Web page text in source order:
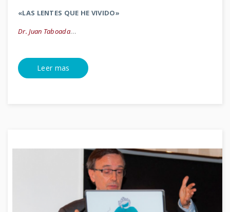
«LAS LENTES QUE HE VIVIDO»
Dr. Juan Taboada…
Leer mas